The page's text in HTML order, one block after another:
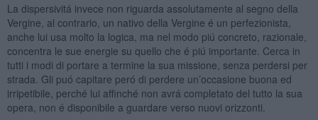
La dispersivitá invece non riguarda assolutamente al segno della
Vergine, al contrario, un nativo della Vergine é un perfezionista,
anche lui usa molto la logica, ma nel modo piú concreto, razionale,
concentra le sue energie su quello che é piú importante. Cerca in
tutti i modi di portare a termine la sua missione, senza perdersi per
strada. Gli puó capitare peró di perdere un’occasione buona ed
irripetibile, perché lui affinché non avrá completato del tutto la sua
opera, non é disponibile a guardare verso nuovi orizzonti.